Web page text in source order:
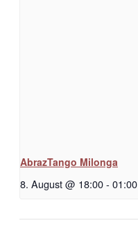
AbrazTango Milonga
8. August @ 18:00- 01:00